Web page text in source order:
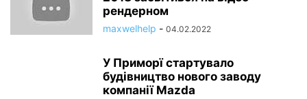
рендерном
maxwelhelp - 04.02.2022
У Приморї стартувало
будівництво нового заводу
компанії Mazda